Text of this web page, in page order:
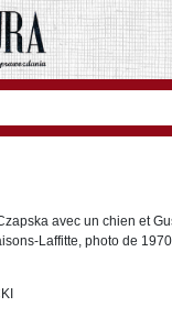
avec un chien et
Laffitte, photo de